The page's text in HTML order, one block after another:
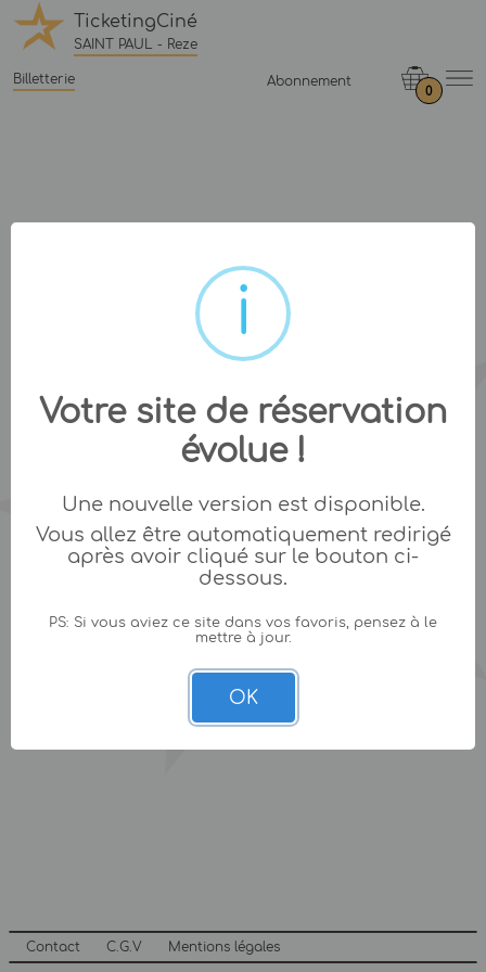
TicketingCiné
SAINT PAUL - Reze
Billetterie Abonnement
0
Contact C.G.V Mentions légales
Votre site de réservation
évolue !
Une nouvelle version est disponible.
Vous allez être automatiquement redirigé
après avoir cliqué sur le bouton ci-
dessous.
PS: Si vous aviez ce site dans vos favoris, pensez à le
mettre à jour.
OK